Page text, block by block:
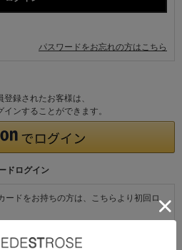
パスワードをお忘れの方はこちら
録されたお客様は、
ンすることができます。
ドログイン
ードをお持ちの方は、こちらより初回ロ